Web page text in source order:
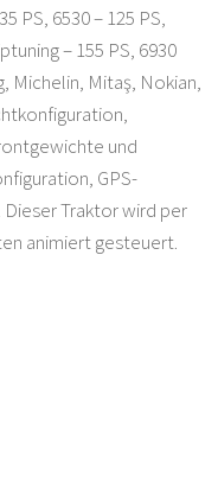
PS, 6530 – 125 PS,
– 155 PS, 6930
Michelin, Mitaş, Nokian,
und
GPS-
Traktor wird per
animiert gesteuert.